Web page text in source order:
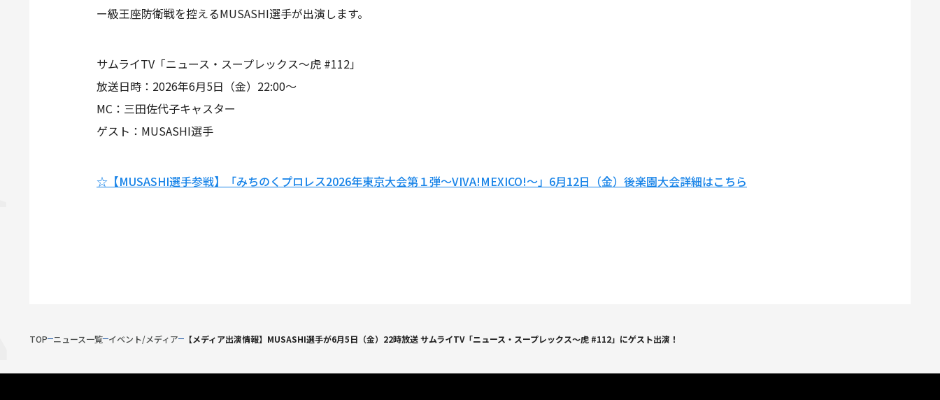
ー級王座防衛戦を控えるMUSASHI選手が出演します。
サムライTV「ニュース・スープレックス～虎 #112」
放送日時：2026年6月5日（金）22:00～
MC：三田佐代子キャスター
ゲスト：MUSASHI選手
☆【MUSASHI選手参戦】「みちのくプロレス2026年東京大会第１弾～VIVA!MEXICO!～」6月12日（金）後楽園大会詳細はこちら
TOP ニュース一覧 イベント/メディア 【メディア出演情報】MUSASHI選手が6月5日（金）22時放送 サムライTV「ニュース・スープレックス～虎 #112」にゲスト出演！